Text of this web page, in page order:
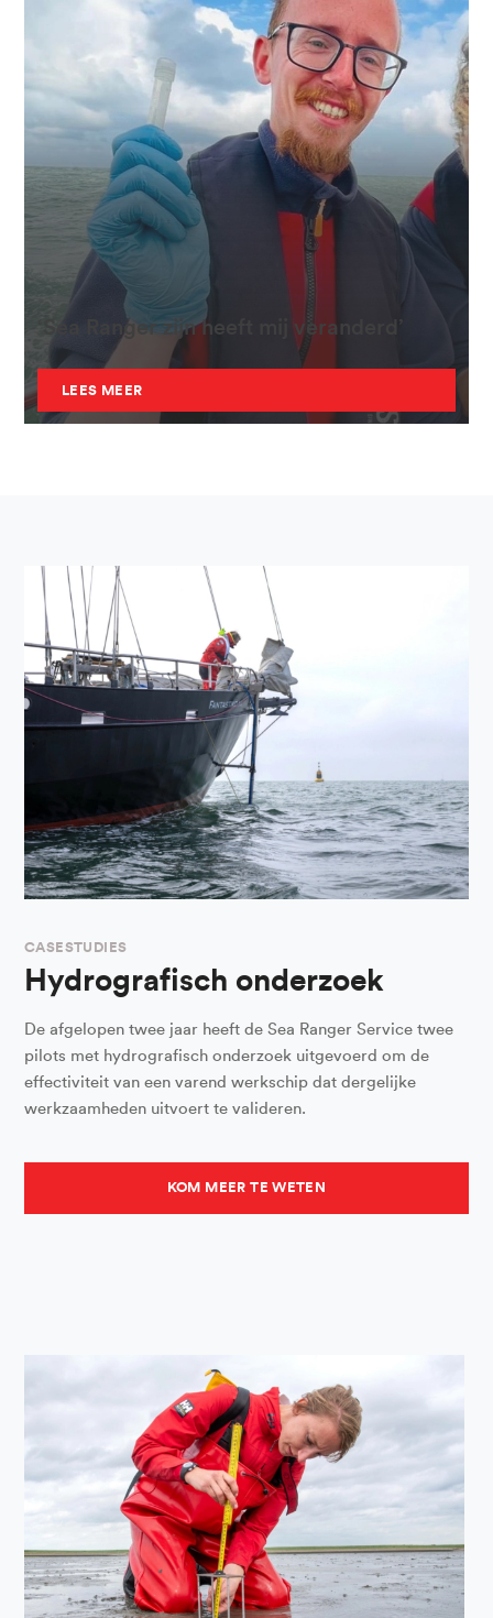
‘Sea Ranger zijn heeft mij veranderd’
LEES MEER
CASESTUDIES
Hydrografisch onderzoek
De afgelopen twee jaar heeft de Sea Ranger Service twee
pilots met hydrografisch onderzoek uitgevoerd om de
effectiviteit van een varend werkschip dat dergelijke
werkzaamheden uitvoert te valideren.
KOM MEER TE WETEN